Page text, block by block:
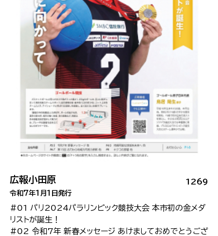
1269
広報小田原
令和7年1月1日発行
#01 パリ2024パラリンピック競技大会 本市初の金メダ
リストが誕生！
#02 令和7年 新春メッセージ あけましておめでとうござ